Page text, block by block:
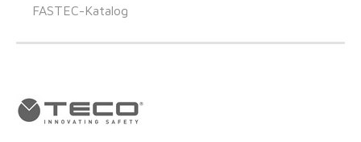
FASTEC-Katalog